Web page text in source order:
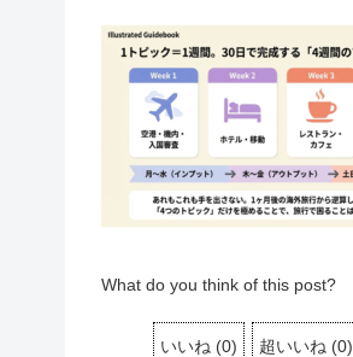
What do you think of this post?
いいね (0) 超いいね (0)